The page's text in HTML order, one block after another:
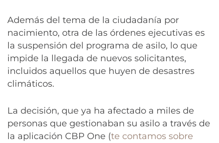
Además del tema de la ciudadanía por
nacimiento, otra de las órdenes ejecutivas es
la suspensión del programa de asilo, lo que
impide la llegada de nuevos solicitantes,
incluidos aquellos que huyen de desastres
climáticos.
La decisión, que ya ha afectado a miles de
personas que gestionaban su asilo a través de
la aplicación CBP One (te contamos sobre